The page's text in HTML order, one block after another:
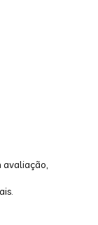
avaliação,